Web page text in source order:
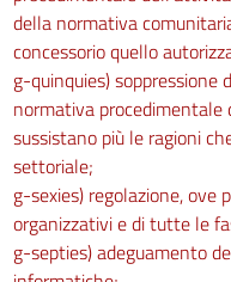
della normativa
concessorio quello
g-quinquies) soppressione
normativa procedimentale
sussistano più le ragioni
settoriale;
g-sexies) regolazione, ove
organizzativi e di tutte le
g-septies) adeguamento